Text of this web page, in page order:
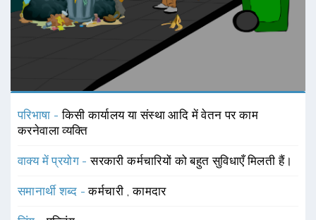
परिभाषा -किसी कार्यालय या संस्था आदि में वेतन पर काम
करनेवाला व्यक्ति
वाक्य में प्रयोग -सरकारी कर्मचारियों को बहुत सुविधाएँ मिलती हैं।
समानार्थी शब्द -कर्मचारी ,कामदार